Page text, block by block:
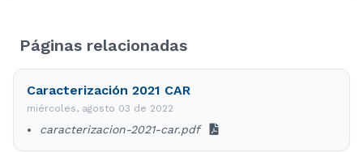
Páginas relacionadas
Caracterización 2021 CAR
miércoles, agosto 03 de 2022
caracterizacion-2021-car.pdf